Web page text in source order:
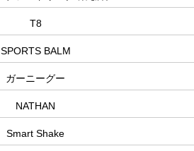
T8
SPORTS BALM
ガーニーグー
NATHAN
Smart Shake